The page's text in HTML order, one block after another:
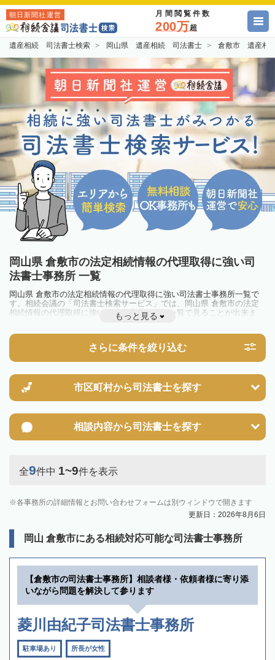
朝日新聞社運営 月間閲覧件数
200万超
遺産相続 司法書士検索 岡山県 遺産相続 司法書士 倉敷市 遺産相
岡山県 倉敷市の法定相続情報の代理取得に強い司
法書士事務所 一覧
岡山県 倉敷市の法定相続情報の代理取得に強い司法書士事務所一覧で
す。相続会議の「司法書士検索サービス」では、岡山県 倉敷市の法定
相続情報の代理取得に強い司法書士事務所を一覧で見ることが出来ま
す。相続のトラブルやお悩みを抱えている方は一度近隣の司法書士に相
もっと見る
さらに条件を絞り込む
市区町村から司法書士を探す
相談内容から司法書士を探す
全9件中 1~9件を表示
各事務所の詳細情報とお問い合わせフォームは別ウィンドウで開きます
更新日：2026年8月6日
岡山 倉敷市にある相続対応可能な司法書士事務所
【倉敷市の司法書士事務所】相談者様・依頼者様に寄り添
いながら問題を解決して参ります
菱川由紀子司法書士事務所
駐車場あり 所長が女性